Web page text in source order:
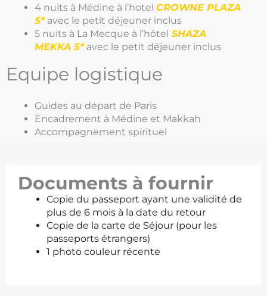
4 nuits à Médine à l’hotel CROWNE PLAZA
5*avec le petit déjeuner inclus
5 nuits à La Mecque à l’hôtel SHAZA
MEKKA 5*avec le petit déjeuner inclus
Equipe logistique
Guides au départ de Paris
Encadrement à Médine et Makkah
Accompagnement spirituel
Documents à fournir
Copie du passeport ayant une validité de
plus de 6 mois à la date du retour
Copie de la carte de Séjour (pour les
passeports étrangers)
1 photo couleur récente